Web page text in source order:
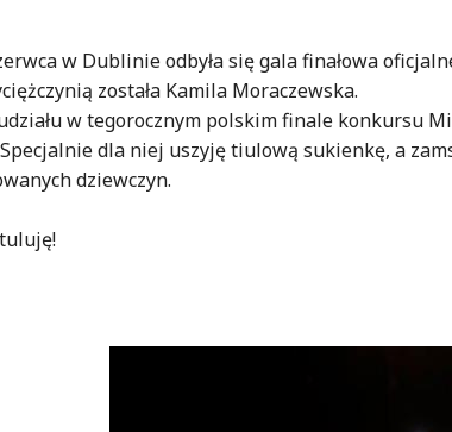
w Dublinie odbyła się gala finałowa
została Kamila Moraczewska.
w tegorocznym polskim finale konkursu
dla niej uszyję tiulową sukienkę, a
dziewczyn.